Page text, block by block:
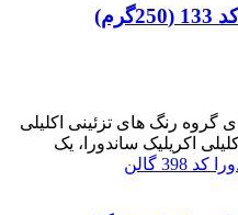
گروه رنگ های تزئینی اکلیلی
اکریلیک ساندورا، یک